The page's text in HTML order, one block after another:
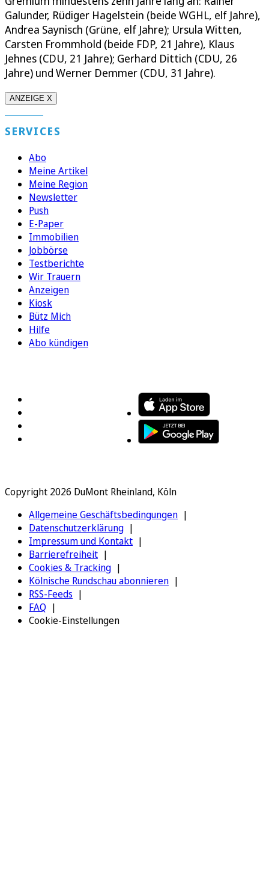
Galunder, Rüdiger Hagelstein (beide WGHL, elf Jahre),
Andrea Saynisch (Grüne, elf Jahre); Ursula Witten,
Carsten Frommhold (beide FDP, 21 Jahre), Klaus
Jehnes (CDU, 21 Jahre); Gerhard Dittich (CDU, 26
Jahre) und Werner Demmer (CDU, 31 Jahre).
ANZEIGE X
SERVICES
Abo
Meine Artikel
Meine Region
Newsletter
Push
E-Paper
Immobilien
Jobbörse
Testberichte
Wir Trauern
Anzeigen
Kiosk
Bütz Mich
Hilfe
Abo kündigen
Copyright 2026 DuMont Rheinland, Köln
Allgemeine Geschäftsbedingungen
Datenschutzerklärung
Impressum und Kontakt
Barrierefreiheit
Cookies & Tracking
Kölnische Rundschau abonnieren
RSS-Feeds
FAQ
Cookie-Einstellungen